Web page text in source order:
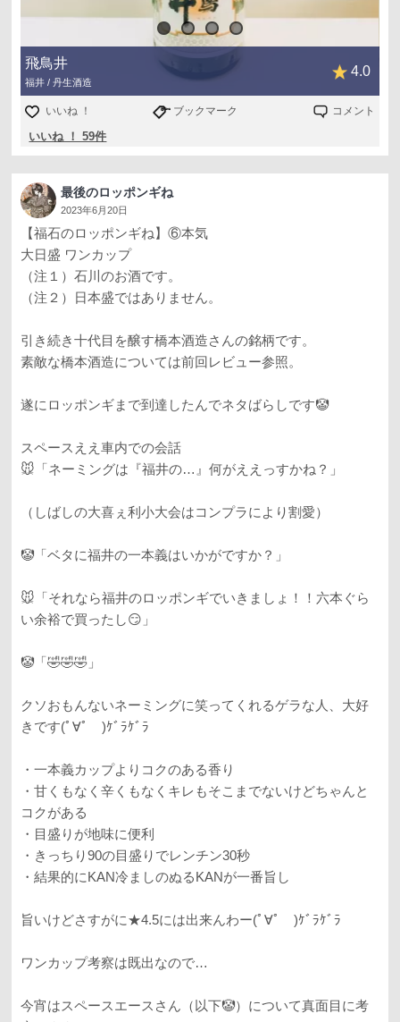
飛鳥井
福井 / 丹生酒造
4.0
いいね ！ ブックマーク コメント
いいね ！ 59件
最後のロッポンギね
2023年6月20日
【福石のロッポンギね】⑥本気
大日盛 ワンカップ
（注１）石川のお酒です。
（注２）日本盛ではありません。
引き続き十代目を醸す橋本酒造さんの銘柄です。
素敵な橋本酒造については前回レビュー参照。
遂にロッポンギまで到達したんでネタばらしです🤡
スペースええ車内での会話
🐭「ネーミングは『福井の…』何がええっすかね？」
（しばしの大喜ぇ利小大会はコンプラにより割愛）
🤡「ベタに福井の一本義はいかがですか？」
🐭「それなら福井のロッポンギでいきましょ！！六本ぐら
い余裕で買ったし😏」
🤡「🤣🤣🤣」
クソおもんないネーミングに笑ってくれるゲラな人、大好
きです(ﾟ∀ﾟ )ｹﾞﾗｹﾞﾗ
・一本義カップよりコクのある香り
・甘くもなく辛くもなくキレもそこまでないけどちゃんと
コクがある
・目盛りが地味に便利
・きっちり90の目盛りでレンチン30秒
・結果的にKAN冷ましのぬるKANが一番旨し
旨いけどさすがに★4.5には出来んわー(ﾟ∀ﾟ )ｹﾞﾗｹﾞﾗ
ワンカップ考察は既出なので…
今宵はスペースエースさん（以下🤡）について真面目に考